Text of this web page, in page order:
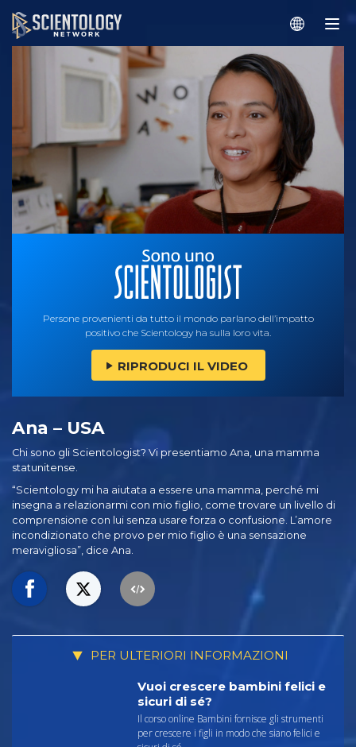
Persone provenienti da tutto il mondo parlano dell’impatto
positivo che Scientology ha sulla loro vita.
RIPRODUCI IL VIDEO
Ana – USA
Chi sono gli Scientologist? Vi presentiamo Ana, una mamma
statunitense.
“Scientology mi ha aiutata a essere una mamma, perché mi
insegna a relazionarmi con mio figlio, come trovare un livello di
comprensione con lui senza usare forza o confusione. L’amore
incondizionato che provo per mio figlio è una sensazione
meravigliosa”, dice Ana.
PER ULTERIORI INFORMAZIONI
Vuoi crescere bambini felici e
sicuri di sé?
Il corso online Bambini fornisce gli strumenti
per crescere i figli in modo che siano felici e